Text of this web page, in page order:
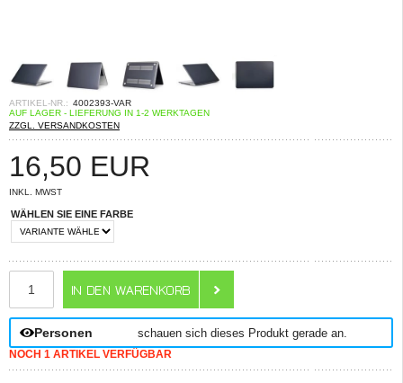
ARTIKEL-NR.: 4002393-VAR
AUF LAGER - LIEFERUNG IN 1-2 WERKTAGEN
ZZGL. VERSANDKOSTEN
16,50 EUR
INKL. MWST
WÄHLEN SIE EINE FARBE
Personen schauen sich dieses Produkt gerade an.
NOCH 1 ARTIKEL VERFÜGBAR